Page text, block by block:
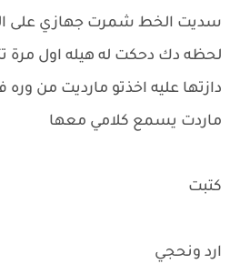
سديت الخط شمرت جهازي على
لحظه دك دحكت له هيله اول مرة
دازتها عليه اخذتو مارديت من وره
ماردت يسمع كلامي معها
كتبت
ارد ونحجي